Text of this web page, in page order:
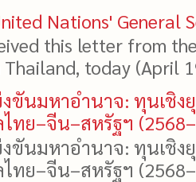
Nations' General
this letter from
today (April
ขันมหาอำนาจ: ทุนเชิง
ทย–จีน–สหรัฐฯ
ขันมหาอำนาจ: ทุนเชิง
ทย–จีน–สหรัฐฯ